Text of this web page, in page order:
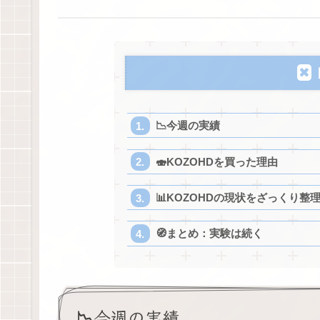
📉今週の実績
🍣KOZOHDを買った理由
📊KOZOHDの現状をざっくり整理
🧭まとめ：実験は続く